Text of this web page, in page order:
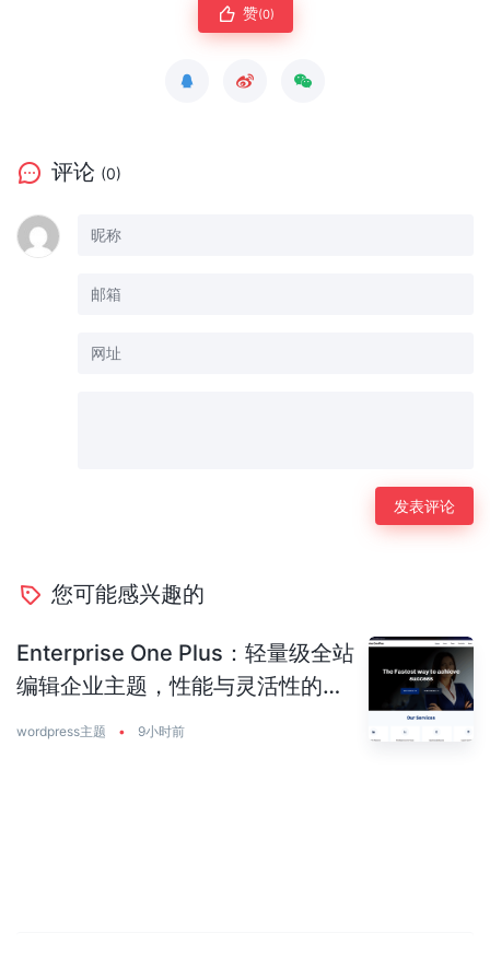
赞(0)
评论 (0)
您可能感兴趣的
Enterprise One Plus：轻量级全站
编辑企业主题，性能与灵活性的完
wordpress主题 • 9小时前